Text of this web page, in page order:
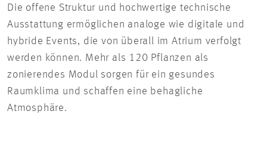
Die offene Struktur und hochwertige technische
Ausstattung ermöglichen analoge wie digitale und
hybride Events, die von überall im Atrium verfolgt
werden können. Mehr als 120 Pflanzen als
zonierendes Modul sorgen für ein gesundes
Raumklima und schaffen eine behagliche
Atmosphäre.